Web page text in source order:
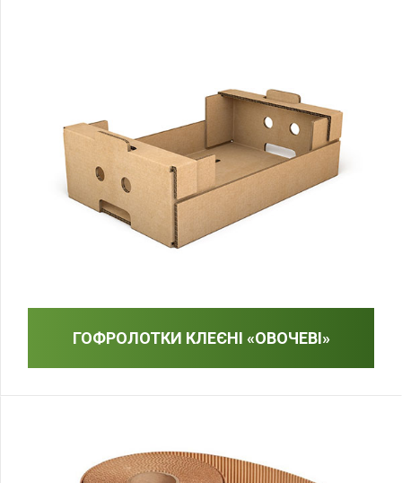
ГОФРОЛОТКИ КЛЕЄНІ «ОВОЧЕВІ»